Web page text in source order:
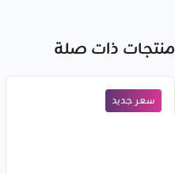
منتجات ذات صلة
سعر جديد